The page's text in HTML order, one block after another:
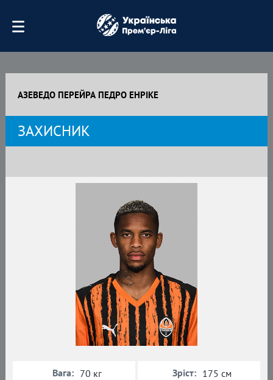
АЗЕВЕДО ПЕРЕЙРА ПЕДРО ЕНРІКЕ
ЗАХИСНИК
Вага: 70 кг Зріст: 175 см